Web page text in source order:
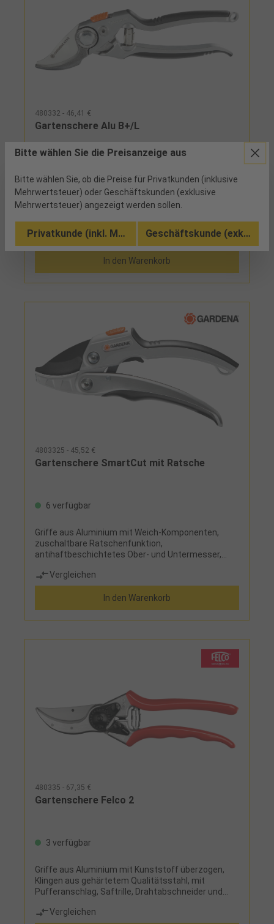
480332 - 46,41 €
Gartenschere Alu B+/L
Griffe aus Aluminium mit Weich-Komponenten,
Untermesser geschniedet, Bypass-Schneidsystem,
Vergleichen
In den Warenkorb
4803325 - 45,52 €
Gartenschere SmartCut mit Ratsche
6 verfügbar
Griffe aus Aluminium mit Weich-Komponenten,
zuschaltbare Ratschenfunktion,
antihaftbeschichtetes Ober- und Untermesser,
Vergleichen
In den Warenkorb
480335 - 67,35 €
Gartenschere Felco 2
3 verfügbar
Griffe aus Aluminium mit Kunststoff überzogen,
Klingen aus gehärtetem Qualitätsstahl, mit
Pufferanschlag, Saftrille, Drahtabschneider und
Schneidsystem
Vergleichen
Bitte wählen Sie die Preisanzeige aus
Bitte wählen Sie, ob die Preise für Privatkunden (inklusive
Mehrwertsteuer) oder Geschäftskunden (exklusive
Mehrwertsteuer) angezeigt werden sollen.
Privatkunde (inkl. MwSt.) Geschäftskunde (exkl.